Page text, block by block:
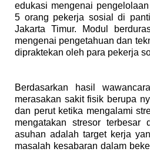
edukasi mengenai
5 orang pekerja sosial di
Jakarta Timur. Modul
mengenai pengetahuan dan
dipraktekan oleh para pekerja
Berdasarkan hasil
merasakan sakit fisik berupa
dan perut ketika mengalami
mengatakan stresor terbesar
asuhan adalah target kerja
masalah kesabaran dalam